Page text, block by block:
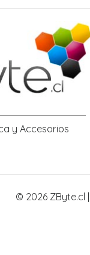
y Accesorios
© 2026 ZByte.cl